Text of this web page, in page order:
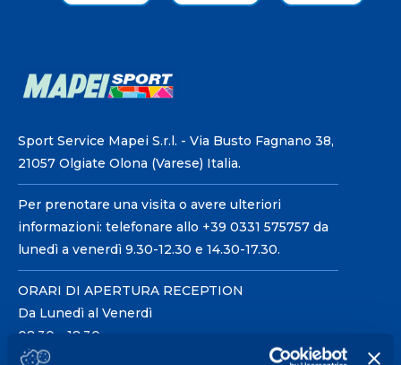
Sport Service Mapei S.r.l. - Via Busto Fagnano 38,
21057 Olgiate Olona (Varese) Italia.
Per prenotare una visita o avere ulteriori
informazioni: telefonare allo +39 0331 575757 da
lunedì a venerdì 9.30-12.30 e 14.30-17.30.
ORARI DI APERTURA RECEPTION
Da Lunedì al Venerdì
08.30 - 18.30